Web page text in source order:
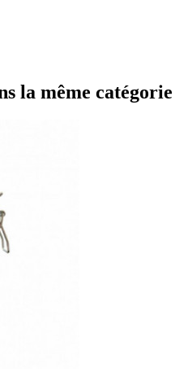
la même catégorie